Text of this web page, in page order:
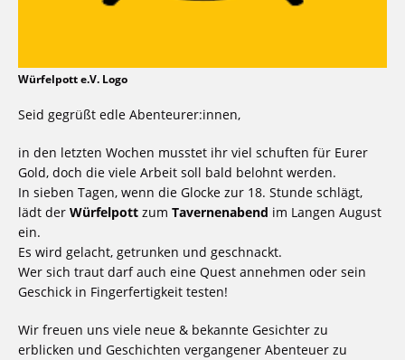
Würfelpott e.V. Logo
Seid gegrüßt edle Abenteurer:innen,
in den letzten Wochen musstet ihr viel schuften für Eurer
Gold, doch die viele Arbeit soll bald belohnt werden.
In sieben Tagen, wenn die Glocke zur 18. Stunde schlägt,
lädt der Würfelpott zum Tavernenabend im Langen August
ein.
Es wird gelacht, getrunken und geschnackt.
Wer sich traut darf auch eine Quest annehmen oder sein
Geschick in Fingerfertigkeit testen!
Wir freuen uns viele neue & bekannte Gesichter zu
erblicken und Geschichten vergangener Abenteuer zu